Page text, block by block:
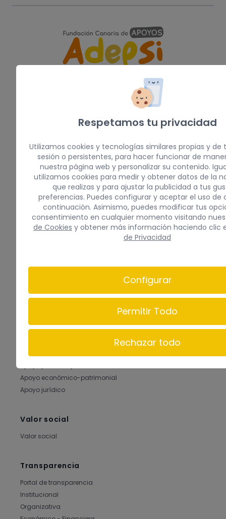
Nuestras redes:
Miembros de:
Conócenos
Qué hacemos
Apoyos preventivos
Apoyo económico-patrimonial
Apoyo jurídico
Valor social
Valor social
Transparencia
Portal de transparencia
Institucional
Organizativa
Respetamos tu privacidad
Utilizamos cookies y tecnologías similares propias y de
sesión o persistentes, para hacer funcionar de
nuestra página web y personalizar su contenido.
utilizamos cookies para medir y obtener datos de la
que realizas y para ajustar la publicidad a tus
preferencias. Puedes configurar y aceptar el uso de
continuación. Asimismo, puedes modificar tus
consentimiento en cualquier momento visitando
de Cookies y obtener más información haciendo clic
de Privacidad
Configurar
Permitir Todo
Rechazar todo